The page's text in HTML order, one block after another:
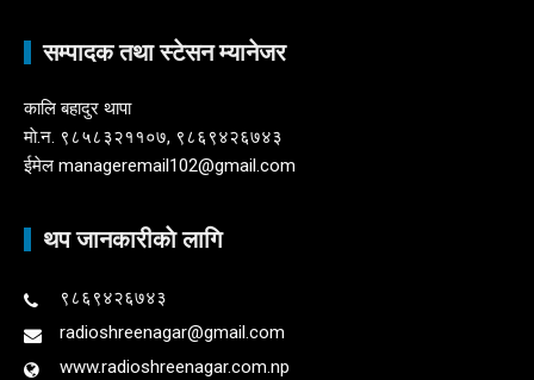
सम्पादक तथा स्टेसन म्यानेजर
कालि बहादुर थापा
माे.न. ९८५८३२११०७, ९८६९४२६७४३
ईमेल manageremail102@gmail.com
थप जानकारीकाे लागि
९८६९४२६७४३
radioshreenagar@gmail.com
www.radioshreenagar.com.np